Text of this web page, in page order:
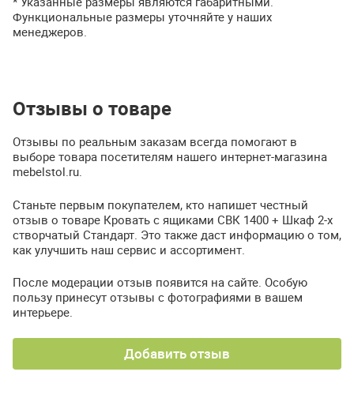
Функциональные размеры уточняйте у наших
менеджеров.
Отзывы о товаре
Отзывы по реальным заказам всегда помогают в
выборе товара посетителям нашего интернет-магазина
mebelstol.ru.
Станьте первым покупателем, кто напишет честный
отзыв о товаре Кровать с ящиками СВК 1400 + Шкаф 2-х
створчатый Стандарт. Это также даст информацию о том,
как улучшить наш сервис и ассортимент.
После модерации отзыв появится на сайте. Особую
пользу принесут отзывы с фотографиями в вашем
интерьере.
Добавить отзыв